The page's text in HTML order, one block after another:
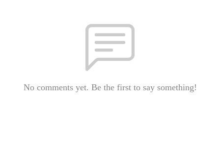
No comments yet. Be the first to say something!